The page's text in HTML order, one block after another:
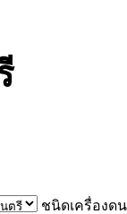
ชนิดเครื่องด